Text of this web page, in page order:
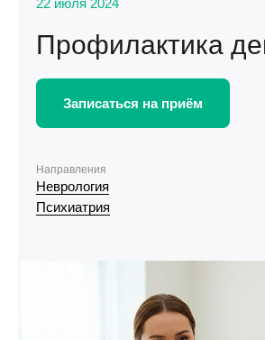
22 июля 2024
Профилактика
Записаться на приём
Направления
Неврология
Психиатрия